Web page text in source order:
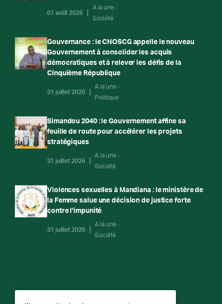
01 août 2026
A la une
Société
Gouvernance : le CNOSCG appelle le nouveau
Gouvernement à consolider les acquis
démocratiques et à relever les défis de la
Cinquième République
31 juillet 2026
A la une
Politique
Simandou 2040 : le Gouvernement affine sa
feuille de route pour accélérer les projets
stratégiques
31 juillet 2026
A la une
Société
Violences sexuelles à Mandiana : le ministère de
la Femme salue une décision de justice forte
contre l’impunité
31 juillet 2026
A la une
Société
RTG